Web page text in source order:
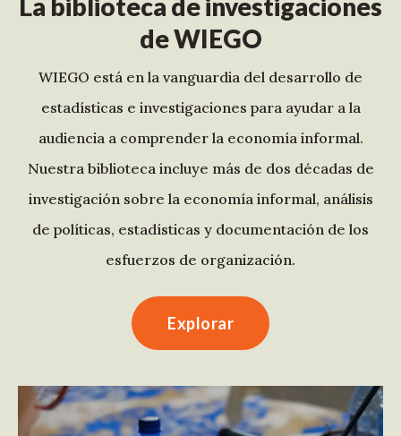
La biblioteca de investigaciones
de WIEGO
WIEGO está en la vanguardia del desarrollo de
estadísticas e investigaciones para ayudar a la
audiencia a comprender la economía informal.
Nuestra biblioteca incluye más de dos décadas de
investigación sobre la economía informal, análisis
de políticas, estadísticas y documentación de los
esfuerzos de organización.
Explorar